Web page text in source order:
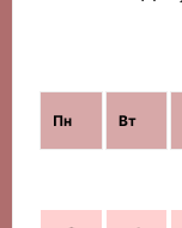
Пн Вт